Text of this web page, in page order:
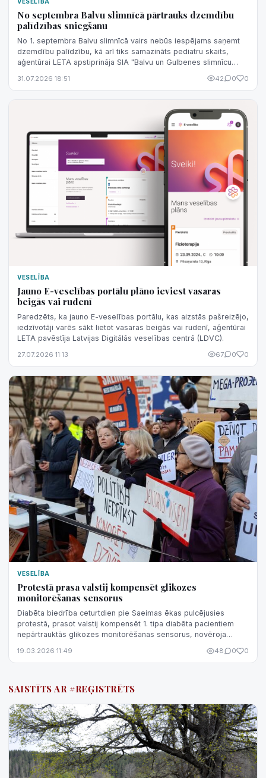
No septembra Balvu slimnīcā pārtrauks dzemdību
palīdzības sniegšanu
No 1. septembra Balvu slimnīcā vairs nebūs iespējams saņemt
dzemdību palīdzību, kā arī tiks samazināts pediatru skaits,
aģentūrai LETA apstiprināja SIA "Balvu un Gulbenes slimnīcu
31.07.2026 18:51 42 0 0
VESELĪBA
Jauno E-veselības portālu plāno ieviest vasaras
beigās vai rudenī
Paredzēts, ka jauno E-veselības portālu, kas aizstās pašreizējo,
iedzīvotāji varēs sākt lietot vasaras beigās vai rudenī, aģentūrai
LETA pavēstīja Latvijas Digitālās veselības centrā (LDVC).
27.07.2026 11:13 67 0 0
VESELĪBA
Protestā prasa valstij kompensēt glikozes
monitorēšanas sensorus
Diabēta biedrība ceturtdien pie Saeimas ēkas pulcējusies
protestā, prasot valstij kompensēt 1. tipa diabēta pacientiem
nepārtrauktās glikozes monitorēšanas sensorus, novēroja
19.03.2026 11:49 48 0 0
SAISTĪTS AR #REĢISTRĒTS